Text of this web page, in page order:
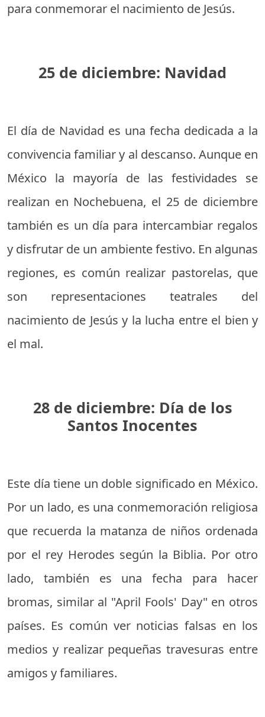
para conmemorar el nacimiento de Jesús.
25 de diciembre: Navidad
El día de Navidad es una fecha dedicada a la
convivencia familiar y al descanso. Aunque en
México la mayoría de las festividades se
realizan en Nochebuena, el 25 de diciembre
también es un día para intercambiar regalos
y disfrutar de un ambiente festivo. En algunas
regiones, es común realizar pastorelas, que
son representaciones teatrales del
nacimiento de Jesús y la lucha entre el bien y
el mal.
28 de diciembre: Día de los
Santos Inocentes
Este día tiene un doble significado en México.
Por un lado, es una conmemoración religiosa
que recuerda la matanza de niños ordenada
por el rey Herodes según la Biblia. Por otro
lado, también es una fecha para hacer
bromas, similar al "April Fools' Day" en otros
países. Es común ver noticias falsas en los
medios y realizar pequeñas travesuras entre
amigos y familiares.